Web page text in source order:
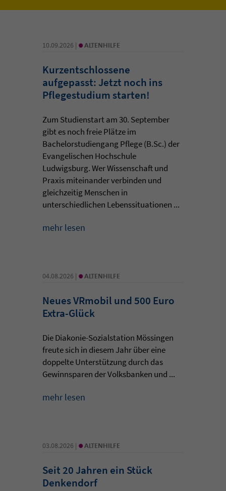
10.09.2026 | • ALTENHILFE
Kurzentschlossene
aufgepasst: Jetzt noch ins
Pflegestudium starten!
Zum Studienstart am 30. September
gibt es noch freie Plätze im
Bachelorstudiengang Pflege (B.Sc.) der
Evangelischen Hochschule
Ludwigsburg. Wer Wissenschaft und
Praxis miteinander verbinden und
gleichzeitig Menschen in
unterschiedlichen Lebenssituationen ...
mehr lesen
04.08.2026 | • ALTENHILFE
Neues VRmobil und 500 Euro
Extra-Glück
Die Diakonie-Sozialstation Mössingen
freute sich in diesem Jahr über eine
doppelte Unterstützung durch das
Gewinnsparen der Volksbanken und ...
mehr lesen
03.08.2026 | • ALTENHILFE
Seit 20 Jahren ein Stück
Denkendorf